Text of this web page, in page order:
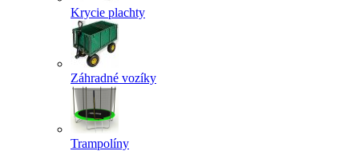
Krycie plachty
Záhradné vozíky
Trampolíny